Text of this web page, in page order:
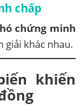
chấp
chứng minh
giải khác nhau.
khiến